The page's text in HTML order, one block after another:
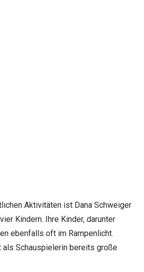
Aktivitäten ist Dana Schweiger
Kindern. Ihre Kinder, darunter
ebenfalls oft im Rampenlicht.
als Schauspielerin bereits große